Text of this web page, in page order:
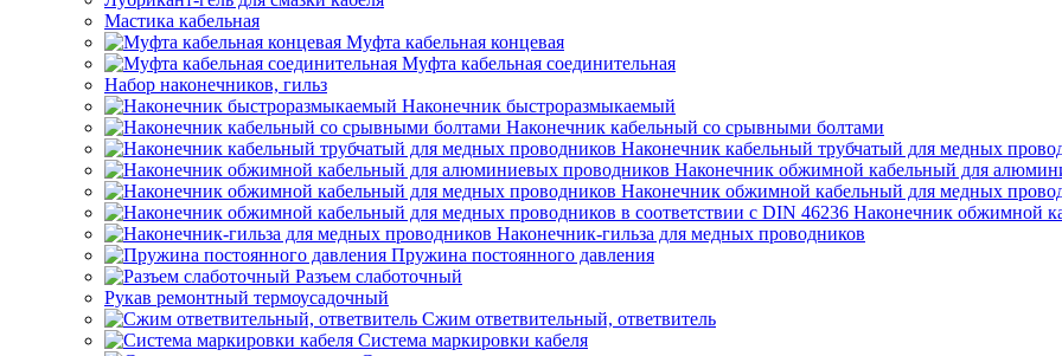
Мастика кабельная
Муфта кабельная концевая
Муфта кабельная соединительная
Набор наконечников, гильз
Наконечник быстроразмыкаемый
Наконечник кабельный со срывными болтами
Наконечник кабельный трубчатый для медных
Наконечник обжимной кабельный для
Наконечник обжимной кабельный для медных
Наконечник обжимной
Наконечник-гильза для медных проводников
Пружина постоянного давления
Разъем слаботочный
Рукав ремонтный термоусадочный
Сжим ответвительный, ответвитель
Система маркировки кабеля